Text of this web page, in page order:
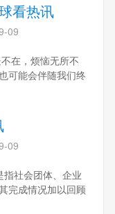
看热讯
09
在，烦恼无所不
可能会伴随我们终
09
社会团体、企业
完成情况加以回顾